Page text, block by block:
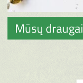
Mūsų draugai